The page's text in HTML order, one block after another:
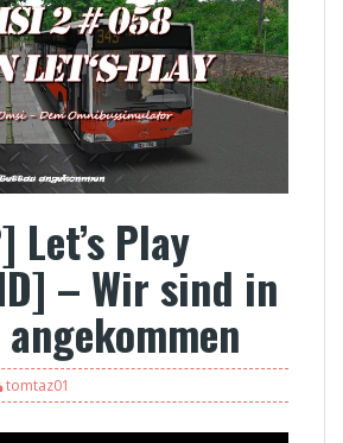
Let’s Play
– Wir sind in
tomtaz01